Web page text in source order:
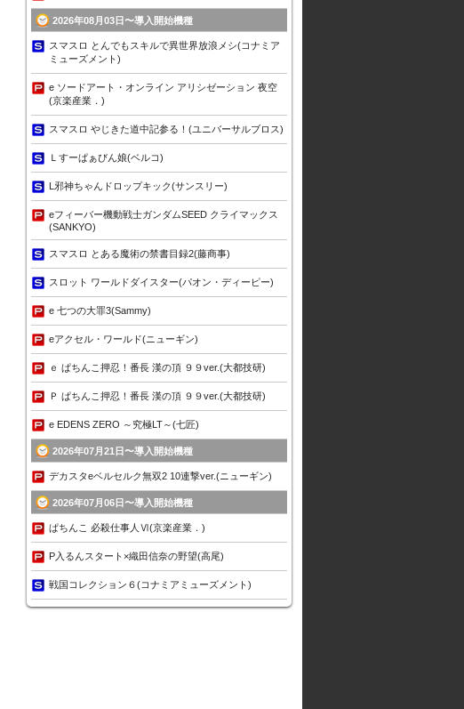
2026年08月03日〜導入開始機種
スマスロ とんでもスキルで異世界放浪メシ(コナミア
ミューズメント)
e ソードアート・オンライン アリシゼーション 夜空
(京楽産業．)
スマスロ やじきた道中記参る！(ユニバーサルブロス)
Ｌすーぱぁびん娘(ベルコ)
L邪神ちゃんドロップキック(サンスリー)
eフィーバー機動戦士ガンダムSEED クライマックス
(SANKYO)
スマスロ とある魔術の禁書目録2(藤商事)
スロット ワールドダイスター(パオン・ディーピー)
e 七つの大罪3(Sammy)
eアクセル・ワールド(ニューギン)
ｅ ぱちんこ押忍！番長 漢の頂 ９９ver.(大都技研)
Ｐ ぱちんこ押忍！番長 漢の頂 ９９ver.(大都技研)
e EDENS ZERO ～究極LT～(七匠)
2026年07月21日〜導入開始機種
デカスタeベルセルク無双2 10連撃ver.(ニューギン)
2026年07月06日〜導入開始機種
ぱちんこ 必殺仕事人Ⅵ(京楽産業．)
P入るんスタート×織田信奈の野望(高尾)
戦国コレクション６(コナミアミューズメント)